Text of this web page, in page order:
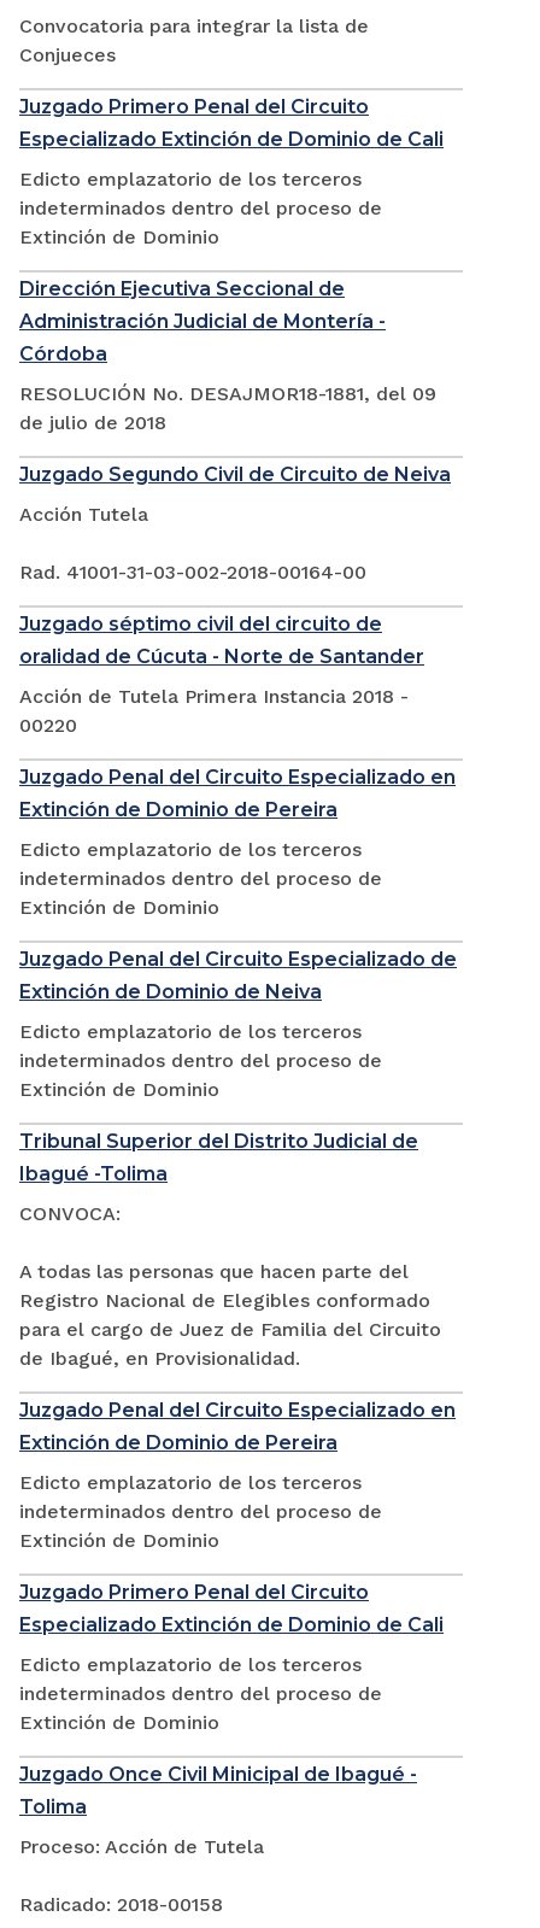
Convocatoria para integrar la lista de
Conjueces
Juzgado Primero Penal del Circuito
Especializado Extinción de Dominio de Cali
Edicto emplazatorio de los terceros
indeterminados dentro del proceso de
Extinción de Dominio
Dirección Ejecutiva Seccional de
Administración Judicial de Montería -
Córdoba
RESOLUCIÓN No. DESAJMOR18-1881, del 09
de julio de 2018
Juzgado Segundo Civil de Circuito de Neiva
Acción Tutela
Rad. 41001-31-03-002-2018-00164-00
Juzgado séptimo civil del circuito de
oralidad de Cúcuta - Norte de Santander
Acción de Tutela Primera Instancia 2018 -
00220
Juzgado Penal del Circuito Especializado en
Extinción de Dominio de Pereira
Edicto emplazatorio de los terceros
indeterminados dentro del proceso de
Extinción de Dominio
Juzgado Penal del Circuito Especializado de
Extinción de Dominio de Neiva
Edicto emplazatorio de los terceros
indeterminados dentro del proceso de
Extinción de Dominio
Tribunal Superior del Distrito Judicial de
Ibagué -Tolima
CONVOCA:
A todas las personas que hacen parte del
Registro Nacional de Elegibles conformado
para el cargo de Juez de Familia del Circuito
de Ibagué, en Provisionalidad.
Juzgado Penal del Circuito Especializado en
Extinción de Dominio de Pereira
Edicto emplazatorio de los terceros
indeterminados dentro del proceso de
Extinción de Dominio
Juzgado Primero Penal del Circuito
Especializado Extinción de Dominio de Cali
Edicto emplazatorio de los terceros
indeterminados dentro del proceso de
Extinción de Dominio
Juzgado Once Civil Minicipal de Ibagué -
Tolima
Proceso: Acción de Tutela
Radicado: 2018-00158